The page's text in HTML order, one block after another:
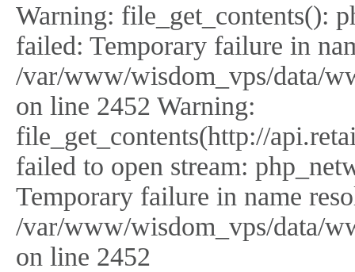
Warning: file_get_contents():
failed: Temporary failure in
/var/www/wisdom_vps/data/
on line 2452 Warning:
file_get_contents(http://
failed to open stream:
Temporary failure in name
/var/www/wisdom_vps/data/
on line 2452